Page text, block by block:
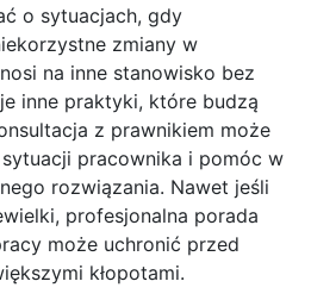
o sytuacjach, gdy
zmiany w
na inne stanowisko bez
inne praktyki, które budzą
z prawnikiem może
pracownika i pomóc w
rozwiązania. Nawet jeśli
profesjonalna porada
może uchronić przed
kłopotami.